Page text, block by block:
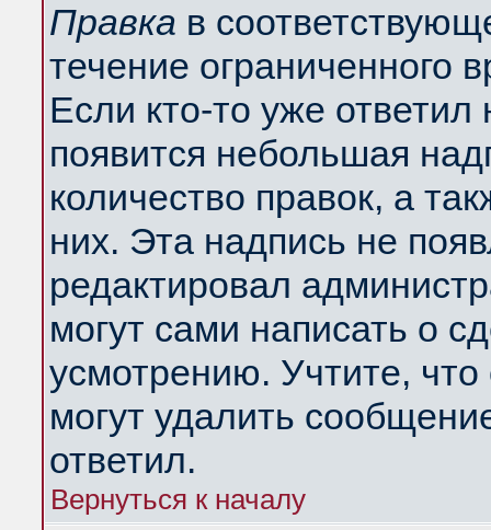
Правка в
течение ограниченного
Если кто-то уже
появится небольшая
количество правок, а
них. Эта надпись не
редактировал
могут сами написать о
усмотрению. Учтите,
могут удалить
ответил.
Вернуться к началу